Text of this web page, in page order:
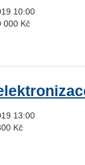
10:00
000 Kč
13:00
Kč